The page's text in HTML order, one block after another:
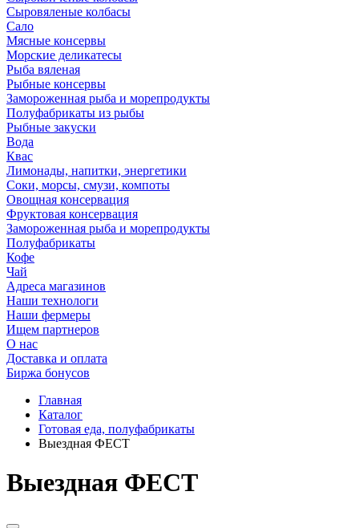
Сыровяленые колбасы
Сало
Мясные консервы
Морские деликатесы
Рыба вяленая
Рыбные консервы
Замороженная рыба и морепродукты
Полуфабрикаты из рыбы
Рыбные закуски
Вода
Квас
Лимонады, напитки, энергетики
Соки, морсы, смузи, компоты
Овощная консервация
Фруктовая консервация
Замороженная рыба и морепродукты
Полуфабрикаты
Кофе
Чай
Адреса магазинов
Наши технологи
Наши фермеры
Ищем партнеров
О нас
Доставка и оплата
Биржа бонусов
Главная
Каталог
Готовая еда, полуфабрикаты
Выездная ФЕСТ
Выездная ФЕСТ